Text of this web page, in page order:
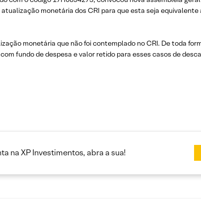
monetária dos CRI para que esta seja
monetária que não foi contemplado no CRI. De toda
fundo de despesa e valor retido para esses casos de
na XP Investimentos, abra a sua!